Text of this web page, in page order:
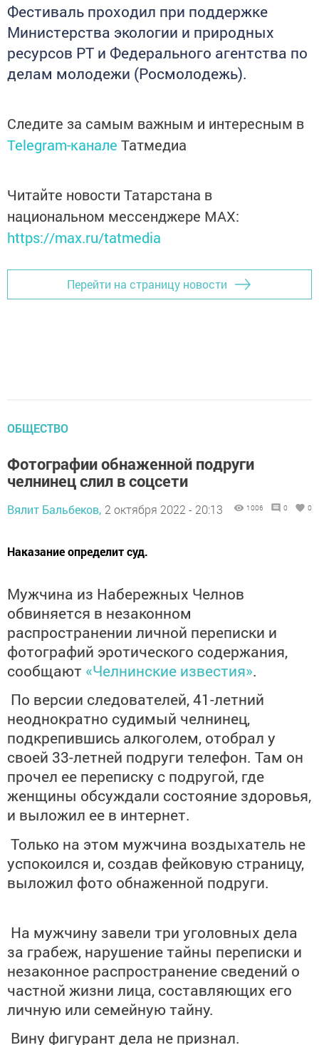
Фестиваль проходил при поддержке
Министерства экологии и природных
ресурсов РТ и Федерального агентства по
делам молодежи (Росмолодежь).
Следите за самым важным и интересным в
Telegram-канале Татмедиа
Читайте новости Татарстана в
национальном мессенджере MАХ:
https://max.ru/tatmedia
Перейти на страницу новости
ОБЩЕСТВО
Фотографии обнаженной подруги
челнинец слил в соцсети
Вялит Бальбеков, 2 октября 2022 - 20:13 1006 0 0
Наказание определит суд.
Мужчина из Набережных Челнов
обвиняется в незаконном
распространении личной переписки и
фотографий эротического содержания,
сообщают «Челнинские известия».
По версии следователей, 41-летний
неоднократно судимый челнинец,
подкрепившись алкоголем, отобрал у
своей 33-летней подруги телефон. Там он
прочел ее переписку с подругой, где
женщины обсуждали состояние здоровья,
и выложил ее в интернет.
Только на этом мужчина воздыхатель не
успокоился и, создав фейковую страницу,
выложил фото обнаженной подруги.
На мужчину завели три уголовных дела
за грабеж, нарушение тайны переписки и
незаконное распространение сведений о
частной жизни лица, составляющих его
личную или семейную тайну.
Вину фигурант дела не признал.